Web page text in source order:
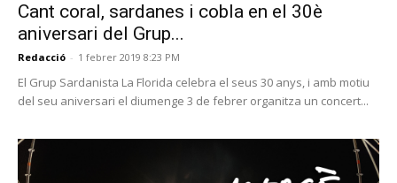
Cant coral, sardanes i cobla en el 30è
aniversari del Grup...
Redacció - 1 febrer 2019 8:23 PM
El Grup Sardanista La Florida celebra el seus 30 anys, i amb motiu
del seu aniversari el diumenge 3 de febrer organitza un concert...